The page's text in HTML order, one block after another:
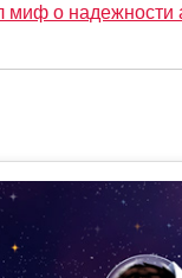
миф о надежности